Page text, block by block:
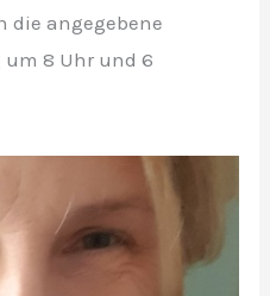
die angegebene
um 8 Uhr und 6